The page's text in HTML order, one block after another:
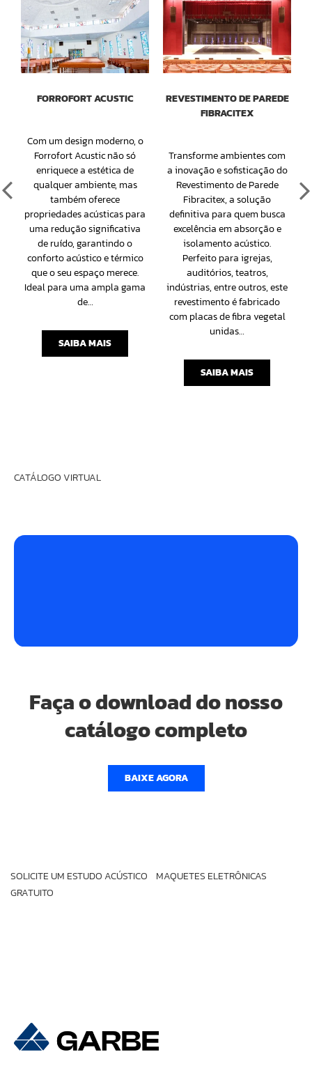
FORROFORT ACUSTIC
Com um design moderno, o
Forrofort Acustic não só
enriquece a estética de
qualquer ambiente, mas
também oferece
propriedades acústicas para
uma redução significativa
de ruído, garantindo o
conforto acústico e térmico
que o seu espaço merece.
Ideal para uma ampla gama
de…
SAIBA MAIS
REVESTIMENTO DE PAREDE
FIBRACITEX
Transforme ambientes com
a inovação e sofisticação do
Revestimento de Parede
Fibracitex, a solução
definitiva para quem busca
excelência em absorção e
isolamento acústico.
Perfeito para igrejas,
auditórios, teatros,
indústrias, entre outros, este
revestimento é fabricado
com placas de fibra vegetal
unidas…
SAIBA MAIS
CATÁLOGO VIRTUAL
Faça o download do nosso
catálogo completo
BAIXE AGORA
SOLICITE UM ESTUDO ACÚSTICO
GRATUITO
MAQUETES ELETRÔNICAS